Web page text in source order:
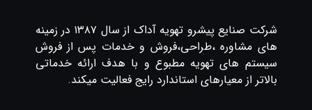
شرکت صنایع پیشرو تهویه آداک از سال ۱۳۸۷ در زمینه
های مشاوره ،طراحی،فروش و خدمات پس از فروش
سیستم های تهویه مطبوع و با هدف ارائه خدماتی
بالاتر از معیارهای استاندارد رایج فعالیت میکند.